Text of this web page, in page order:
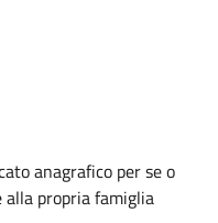
anagrafico per se o
propria famiglia